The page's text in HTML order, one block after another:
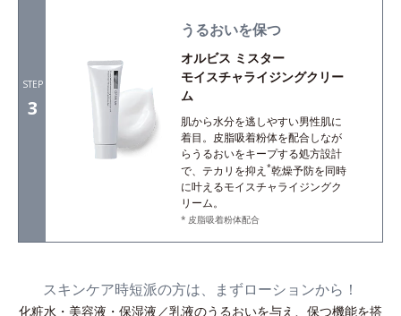
STEP
3
うるおいを保つ
オルビス ミスター
モイスチャライジングクリー
ム
肌から水分を逃しやすい男性肌に
着目。皮脂吸着粉体を配合しなが
らうるおいをキープする処方設計
で、テカリを抑え *乾燥予防を同時
に叶えるモイスチャライジングク
リーム。
皮脂吸着粉体配合
スキンケア時短派の方は、まずローションから！
化粧水・美容液・保湿液／乳液のうるおいを与え、保つ機能を搭